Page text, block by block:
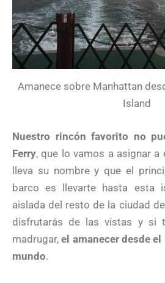
Amanece sobre Manhattan
Island
Nuestro rincón favorito no
Ferry, que lo vamos a asignar
lleva su nombre y que el
barco es llevarte hasta esta
aislada del resto de la ciudad
disfrutarás de las vistas y si
madrugar,el amanecer desde
mundo.